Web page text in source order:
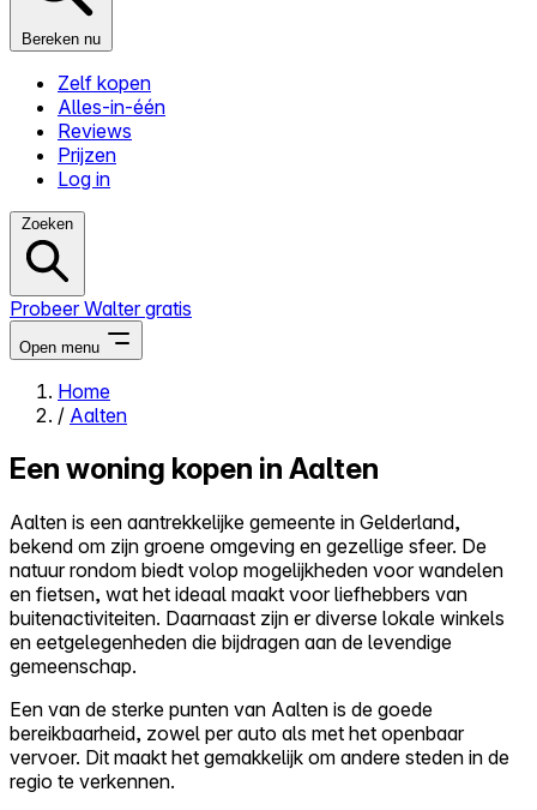
Bereken nu
Zelf kopen
Alles-in-één
Reviews
Prijzen
Log in
Zoeken
Probeer Walter gratis
Open menu
Close menu
Zelf kopen
Alles-in-één
Reviews
Prijzen
Log in
Probeer Walter gratis
Home
/ Aalten
Een woning kopen in Aalten
Aalten is een aantrekkelijke gemeente in Gelderland,
bekend om zijn groene omgeving en gezellige sfeer. De
natuur rondom biedt volop mogelijkheden voor wandelen
en fietsen, wat het ideaal maakt voor liefhebbers van
buitenactiviteiten. Daarnaast zijn er diverse lokale winkels
en eetgelegenheden die bijdragen aan de levendige
gemeenschap.
Een van de sterke punten van Aalten is de goede
bereikbaarheid, zowel per auto als met het openbaar
vervoer. Dit maakt het gemakkelijk om andere steden in de
regio te verkennen.